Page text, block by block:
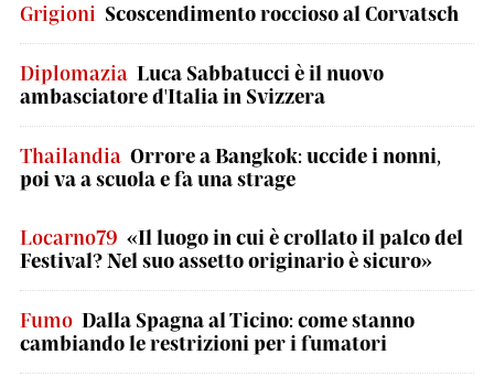
Grigioni Scoscendimento roccioso al Corvatsch
Diplomazia Luca Sabbatucci è il nuovo
ambasciatore d'Italia in Svizzera
Thailandia Orrore a Bangkok: uccide i nonni,
poi va a scuola e fa una strage
Locarno79 «Il luogo in cui è crollato il palco del
Festival? Nel suo assetto originario è sicuro»
Fumo Dalla Spagna al Ticino: come stanno
cambiando le restrizioni per i fumatori